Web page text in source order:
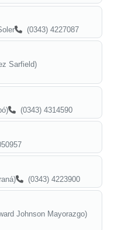
(0343) 4227087
Sarfield)
(0343) 4314590
(0343) 4223900
Johnson Mayorazgo)